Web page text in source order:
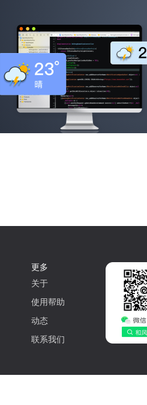
更多
关于
使用帮助
动态
联系我们